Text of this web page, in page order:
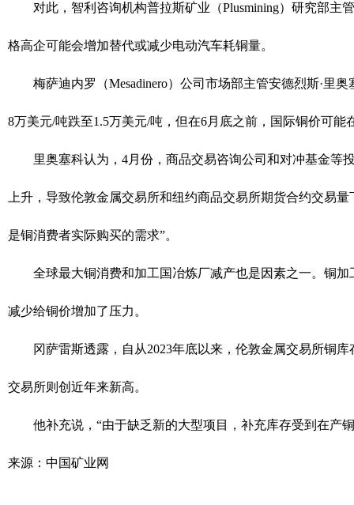
对此，智利咨询机构普拉斯矿业（Plusmining）研究部主管
格高企可能会增加替代或减少电动汽车耗铜量。
梅萨迪内罗（Mesadinero）公司市场部主管安德烈斯·里奥
8万美元/吨跌至1.5万美元/吨，但在6月底之前，国际铜价可能
里奥塞科认为，4月份，商品交易咨询公司和对冲基金等
上升，导致伦敦金属交易所和纽约商品交易所期货合约交易
是铜消费者实际购买的需求”。
全球最大铜消费和加工国冶炼厂减产也是因素之一。铜加
减少给铜价增加了压力。
冈萨雷斯透露，自从2023年底以来，伦敦金属交易所铜库
交易所则创近年来新高。
他补充说，“由于缺乏新的大型项目，补充库存受到在产
来源：中国矿业网